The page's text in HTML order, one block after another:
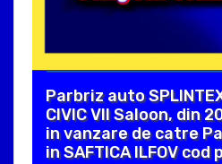
Parbriz auto
CIVIC VII Saloon, din
in vanzare de catre
in SAFTICA ILFOV